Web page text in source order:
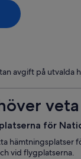
avgift på utvalda
för
hämtningsplatser
vid flygplatserna.